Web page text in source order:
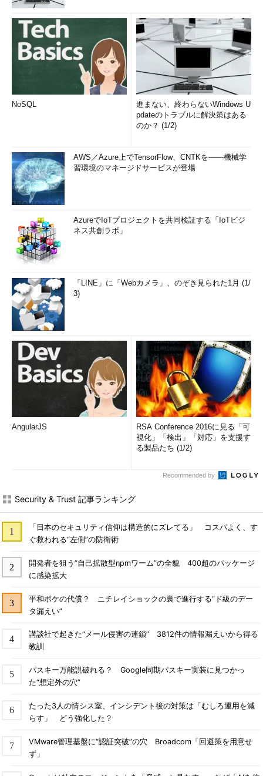
NoSQL
進まない、終わらないWindows U
pdateのトラブルに解決策はある
のか？ (1/2)
AWS／Azure上でTensorFlow、CNTKを――機械学
習環境のマネージドサービスが登場
AzureでIoTプロジェクトを共同検証する「IoTビジ
ネス共創ラボ」
「LINE」に「Webカメラ」、のぞき見られた1月 (1/
3)
AngularJS
RSA Conference 2016に見る「可
視化」「検出」「対応」を支援す
る製品たち (1/2)
Recommended by
Security & Trust 記事ランキング
「日本のセキュリティ信仰は構造的にズレてる」 コスパよく、す
ぐ救われる“左側”の防衛術
開発者を狙う“自己拡散型npmワーム”の全貌 400超のパッケージ
に感染拡大
平和ボケの代償？ ニチレイショックの裏で進行する“ド級のデー
タ漏えい”
講談社で起きた“メール侵害の連鎖” 3812件の情報漏えいから得る
教訓
パスキー万能説破れる？ Google同期パスキー実装に見つかっ
た“想定外の穴”
たった3人の情シス室、インシデント後の対策は「むしろ運用を減
らす」 どう強化した？
VMware管理基盤に“認証突破”の穴 Broadcom「回避策を用意せ
ず」